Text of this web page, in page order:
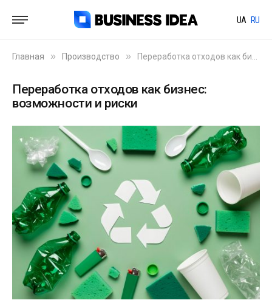
UA RU
Главная » Производство » Переработка отходов как бизнес: возможности и риски
Переработка отходов как бизнес:
возможности и риски